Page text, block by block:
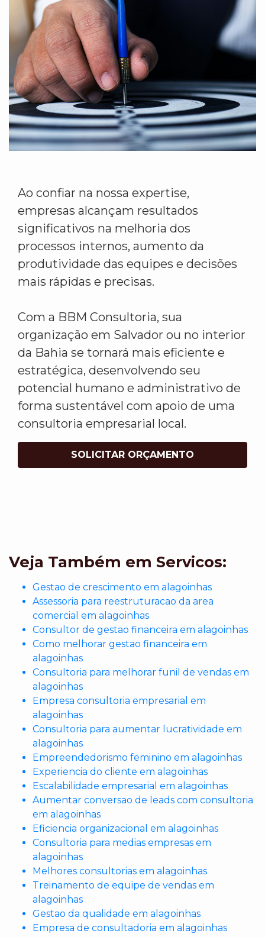
Ao confiar na nossa expertise,
empresas alcançam resultados
significativos na melhoria dos
processos internos, aumento da
produtividade das equipes e decisões
mais rápidas e precisas.
Com a BBM Consultoria, sua
organização em Salvador ou no interior
da Bahia se tornará mais eficiente e
estratégica, desenvolvendo seu
potencial humano e administrativo de
forma sustentável com apoio de uma
consultoria empresarial local.
SOLICITAR ORÇAMENTO
Veja Também em Servicos:
Gestao de crescimento em alagoinhas
Assessoria para reestruturacao da area
comercial em alagoinhas
Consultor de gestao financeira em alagoinhas
Como melhorar gestao financeira em
alagoinhas
Consultoria para melhorar funil de vendas em
alagoinhas
Empresa consultoria empresarial em
alagoinhas
Consultoria para aumentar lucratividade em
alagoinhas
Empreendedorismo feminino em alagoinhas
Experiencia do cliente em alagoinhas
Escalabilidade empresarial em alagoinhas
Aumentar conversao de leads com consultoria
em alagoinhas
Eficiencia organizacional em alagoinhas
Consultoria para medias empresas em
alagoinhas
Melhores consultorias em alagoinhas
Treinamento de equipe de vendas em
alagoinhas
Gestao da qualidade em alagoinhas
Empresa de consultadoria em alagoinhas